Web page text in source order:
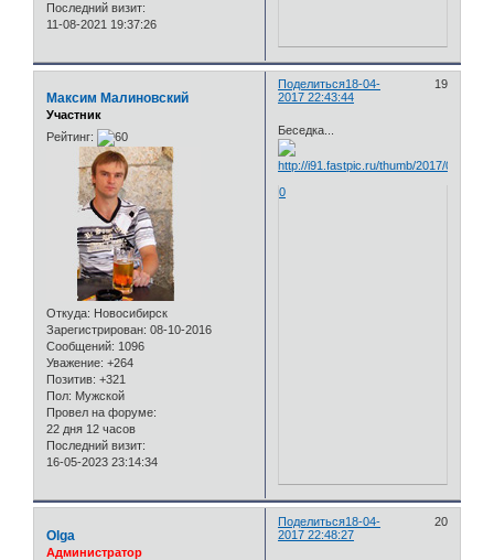
Последний визит:
11-08-2021 19:37:26
Поделиться 19
18-04-
2017 22:43:44
Максим Малиновский
Участник
Рейтинг:
Откуда: Новосибирск
Зарегистрирован: 08-10-2016
Сообщений: 1096
Уважение: +264
Позитив: +321
Пол: Мужской
Провел на форуме:
22 дня 12 часов
Последний визит:
16-05-2023 23:14:34
Беседка...
0
Поделиться 20
18-04-
2017 22:48:27
Olga
Администратор